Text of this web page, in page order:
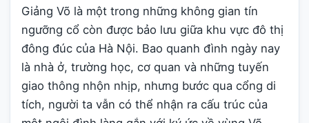
Giảng Võ là một trong những không gian tín
ngưỡng cổ còn được bảo lưu giữa khu vực đô thị
đông đúc của Hà Nội. Bao quanh đình ngày nay
là nhà ở, trường học, cơ quan và những tuyến
giao thông nhộn nhịp, nhưng bước qua cổng di
tích, người ta vẫn có thể nhận ra cấu trúc của